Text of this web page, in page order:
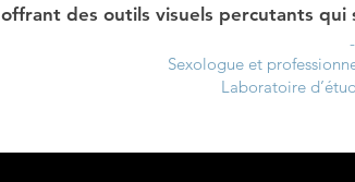
offrant des outils visuels percutants qui
Sexologue et
Laboratoire